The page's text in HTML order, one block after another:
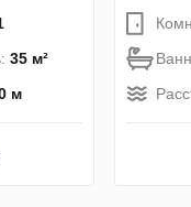
35 м²
м